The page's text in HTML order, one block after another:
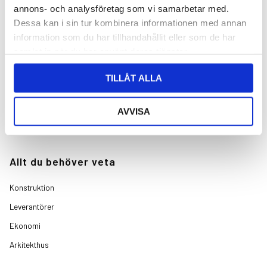
annons- och analysföretag som vi samarbetar med.
Dessa kan i sin tur kombinera informationen med annan
information som du har tillhandahållit eller som de har
TILLÅT ALLA
AVVISA
Referensobjekt
1½-plan
Övrigt
Allt du behöver veta
Konstruktion
Leverantörer
Ekonomi
Arkitekthus